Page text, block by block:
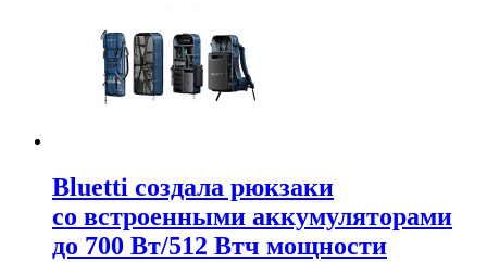
Bluetti создала рюкзаки
со встроенными аккумуляторами
до 700 Вт/512 Втч мощности